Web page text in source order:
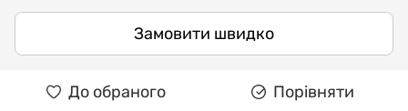
Замовити швидко
До обраного Порівняти